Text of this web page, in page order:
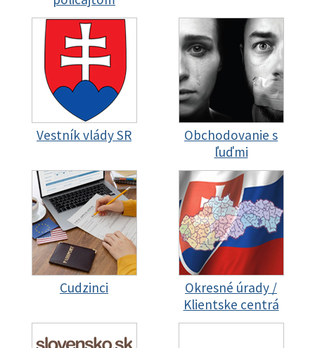
Vestník vlády SR
Obchodovanie s
ľuďmi
Cudzinci
Okresné úrady /
Klientske centrá